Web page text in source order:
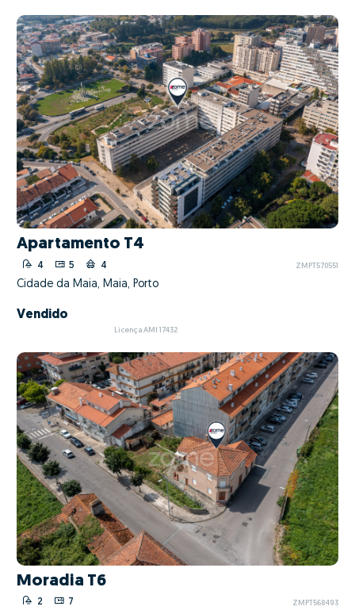
Apartamento T4
4 5 4 ZMPT570551
Cidade da Maia, Maia, Porto
Vendido
Licença AMI 17432
Moradia T6
2 7 ZMPT568493